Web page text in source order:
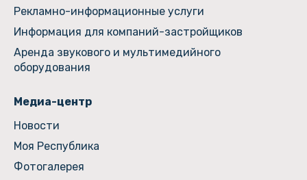
Рекламно-информационные услуги
Информация для компаний-застройщиков
Аренда звукового и мультимедийного
оборудования
Медиа-центр
Новости
Моя Республика
Фотогалерея